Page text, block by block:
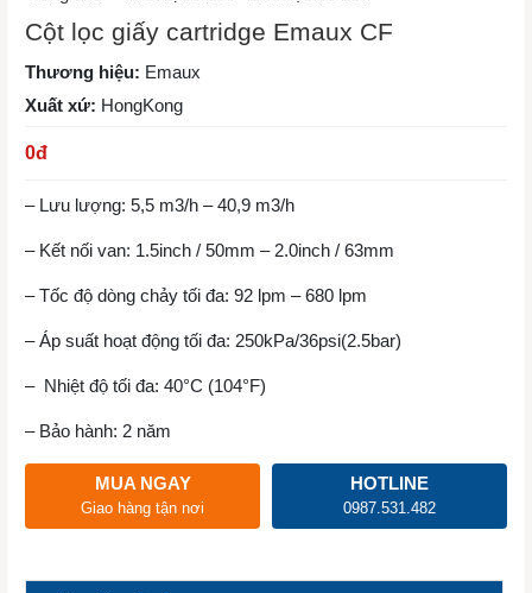
Cột lọc giấy cartridge Emaux CF
0đ
– Lưu lượng: 5,5 m3/h – 40,9 m3/h
– Kết nối van: 1.5inch / 50mm – 2.0inch / 63mm
– Tốc độ dòng chảy tối đa: 92 lpm – 680 lpm
– Áp suất hoạt động tối đa: 250kPa/36psi(2.5bar)
– Nhiệt độ tối đa: 40°C (104°F)
– Bảo hành: 2 năm
Thương hiệu: Emaux
Xuất xứ: HongKong
MUA NGAY
Giao hàng tận nơi
HOTLINE
0987.531.482